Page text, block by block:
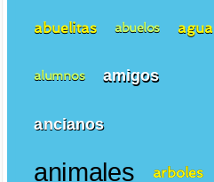
abuelitas abuelos agua
alumnos amigos
ancianos
animales arboles